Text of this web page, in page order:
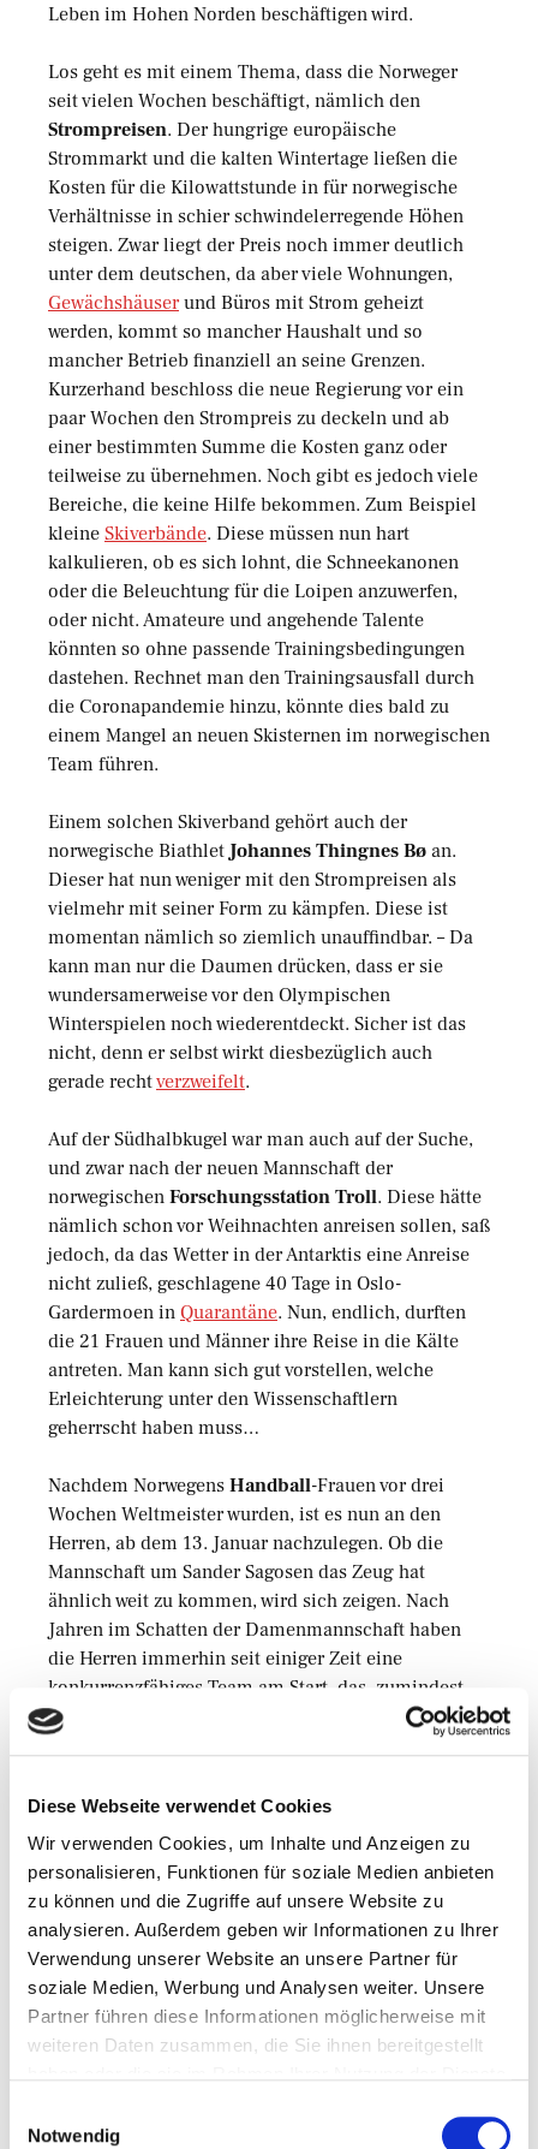
Diese Webseite verwendet Cookies
Wir verwenden Cookies, um Inhalte und Anzeigen zu
personalisieren, Funktionen für soziale Medien anbieten
zu können und die Zugriffe auf unsere Website zu
analysieren. Außerdem geben wir Informationen zu Ihrer
Verwendung unserer Website an unsere Partner für
soziale Medien, Werbung und Analysen weiter. Unsere
Partner führen diese Informationen möglicherweise mit
weiteren Daten zusammen, die Sie ihnen bereitgestellt
Notwendig
Leben im Hohen Norden beschäftigen wird.
Los geht es mit einem Thema, dass die Norweger
seit vielen Wochen beschäftigt, nämlich den
Strompreisen. Der hungrige europäische
Strommarkt und die kalten Wintertage ließen die
Kosten für die Kilowattstunde in für norwegische
Verhältnisse in schier schwindelerregende Höhen
steigen. Zwar liegt der Preis noch immer deutlich
unter dem deutschen, da aber viele Wohnungen,
Gewächshäuser und Büros mit Strom geheizt
werden, kommt so mancher Haushalt und so
mancher Betrieb finanziell an seine Grenzen.
Kurzerhand beschloss die neue Regierung vor ein
paar Wochen den Strompreis zu deckeln und ab
einer bestimmten Summe die Kosten ganz oder
teilweise zu übernehmen. Noch gibt es jedoch viele
Bereiche, die keine Hilfe bekommen. Zum Beispiel
kleine Skiverbände. Diese müssen nun hart
kalkulieren, ob es sich lohnt, die Schneekanonen
oder die Beleuchtung für die Loipen anzuwerfen,
oder nicht. Amateure und angehende Talente
könnten so ohne passende Trainingsbedingungen
dastehen. Rechnet man den Trainingsausfall durch
die Coronapandemie hinzu, könnte dies bald zu
einem Mangel an neuen Skisternen im norwegischen
Team führen.
Einem solchen Skiverband gehört auch der
norwegische Biathlet Johannes Thingnes Bø an.
Dieser hat nun weniger mit den Strompreisen als
vielmehr mit seiner Form zu kämpfen. Diese ist
momentan nämlich so ziemlich unauffindbar. – Da
kann man nur die Daumen drücken, dass er sie
wundersamerweise vor den Olympischen
Winterspielen noch wiederentdeckt. Sicher ist das
nicht, denn er selbst wirkt diesbezüglich auch
gerade rechtverzweifelt.
Auf der Südhalbkugel war man auch auf der Suche,
und zwar nach der neuen Mannschaft der
norwegischen Forschungsstation Troll. Diese hätte
nämlich schon vor Weihnachten anreisen sollen, saß
jedoch, da das Wetter in der Antarktis eine Anreise
nicht zuließ, geschlagene 40 Tage in Oslo-
Gardermoen in Quarantäne. Nun, endlich, durften
die 21 Frauen und Männer ihre Reise in die Kälte
antreten. Man kann sich gut vorstellen, welche
Erleichterung unter den Wissenschaftlern
geherrscht haben muss…
Nachdem Norwegens Handball-Frauen vor drei
Wochen Weltmeister wurden, ist es nun an den
Herren, ab dem 13. Januar nachzulegen. Ob die
Mannschaft um Sander Sagosen das Zeug hat
ähnlich weit zu kommen, wird sich zeigen. Nach
Jahren im Schatten der Damenmannschaft haben
die Herren immerhin seit einiger Zeit eine
konkurrenzfähiges Team am Start, das, zumindest
theoretisch, Großes erreichen kann.
Verfasst von Martin Schmidt
Mehr aus dieser
Kategorie
Abgelegt unter
Aktuelles - Nyheter